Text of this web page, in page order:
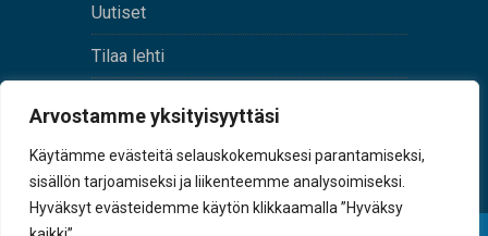
Arvostamme yksityisyyttäsi
Käytämme evästeitä selauskokemuksesi parantamiseksi,
sisällön tarjoamiseksi ja liikenteemme analysoimiseksi.
Hyväksyt evästeidemme käytön klikkaamalla ”Hyväksy
Uutiset
Tilaa lehti